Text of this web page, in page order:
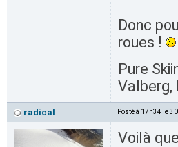
Donc
roues !
Pure
Valberg,
radical Posté à 17h34 le
Voilà